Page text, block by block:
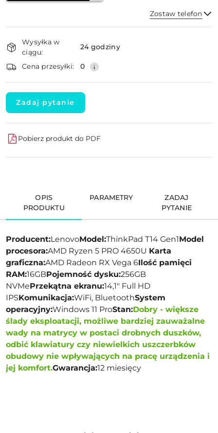
Zostaw telefon
Dostępność
i
dostawa
Wysyłka w
ciągu:
24 godziny
Cena przesyłki: 0
Zadaj pytanie
Pobierz produkt do PDF
OPIS
PRODUKTU
PARAMETRY
ZADAJ
PYTANIE
Producent:LenovoModel:ThinkPad T14 Gen1Model
procesora:AMD Ryzen 5 PRO 4650U Karta
graficzna:AMD Radeon RX Vega 6Ilość pamięci
RAM:16GBPojemność dysku:256GB
NVMePrzekątna ekranu:14,1" Full HD
IPSKomunikacja:WiFi, BluetoothSystem
operacyjny:Windows 11 ProStan:Dobry - większe
ślady eksploatacji, możliwe bardziej zauważalne
wady na matrycy w postaci drobnych duszków,
odbić klawiatury czy niewielkich uszczerbków
obudowy nie wpływających na pracę urządzenia i
jej komfort.Gwarancja:12 miesięcy